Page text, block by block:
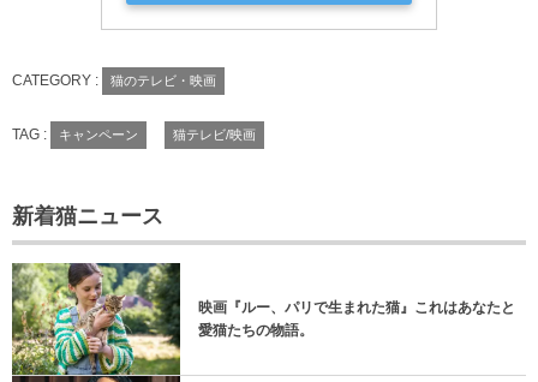
CATEGORY : 猫のテレビ・映画
TAG : キャンペーン 猫テレビ/映画
新着猫ニュース
映画『ルー、パリで生まれた猫』これはあなたと
愛猫たちの物語。